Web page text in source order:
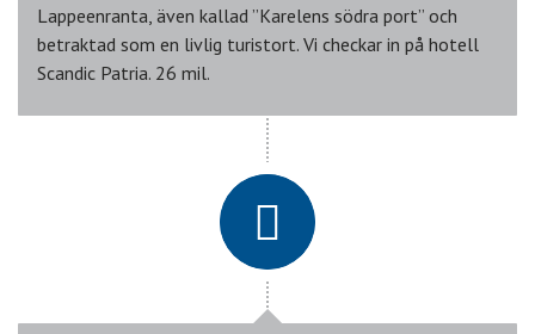
Lappeenranta, även kallad ”Karelens södra port” och
betraktad som en livlig turistort. Vi checkar in på hotell
Scandic Patria. 26 mil.